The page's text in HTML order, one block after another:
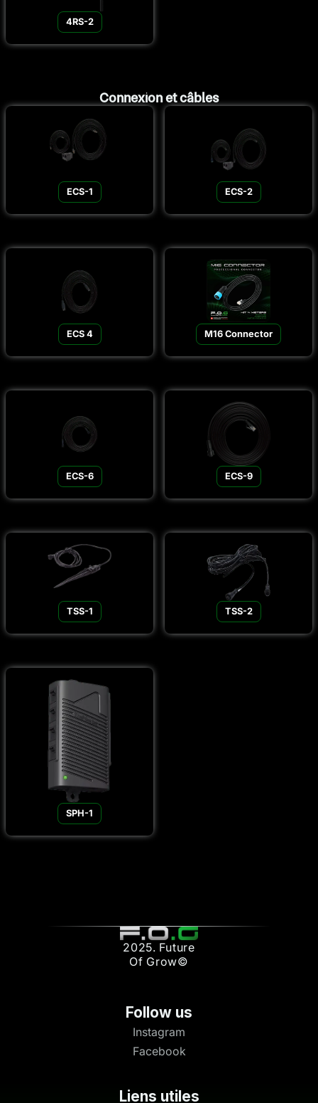
4RS-2
Connexion et câbles
ECS-1 ECS-2
ECS 4 M16 Connector
ECS-6 ECS-9
TSS-1 TSS-2
SPH-1
2025. Future
Of Grow©
Follow us
Instagram
Facebook
Liens utiles